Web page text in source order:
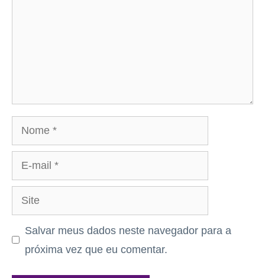
Nome
mail
Site
Salvar meus dados neste navegador para a
próxima vez que eu comentar.